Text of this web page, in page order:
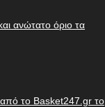
ανώτατο όριο τα
από το Basket247.gr το